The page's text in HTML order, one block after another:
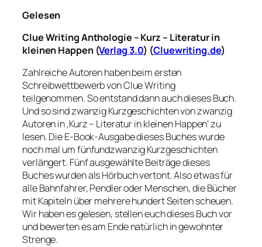
Gelesen
Clue Writing Anthologie – Kurz – Literatur in
kleinen Happen (Verlag 3.0) (Cluewriting.de)
Zahlreiche Autoren haben beim ersten
Schreibwettbewerb von Clue Writing
teilgenommen. So entstand dann auch dieses Buch.
Und so sind zwanzig Kurzgeschichten von zwanzig
Autoren in ‚Kurz – Literatur in kleinen Happen‘ zu
lesen. Die E-Book-Ausgabe dieses Buches wurde
noch mal um fünfundzwanzig Kurzgeschichten
verlängert. Fünf ausgewählte Beiträge dieses
Buches wurden als Hörbuch vertont. Also etwas für
alle Bahnfahrer, Pendler oder Menschen, die Bücher
mit Kapiteln über mehrere hundert Seiten scheuen.
Wir haben es gelesen, stellen euch dieses Buch vor
und bewerten es am Ende natürlich in gewohnter
Strenge.